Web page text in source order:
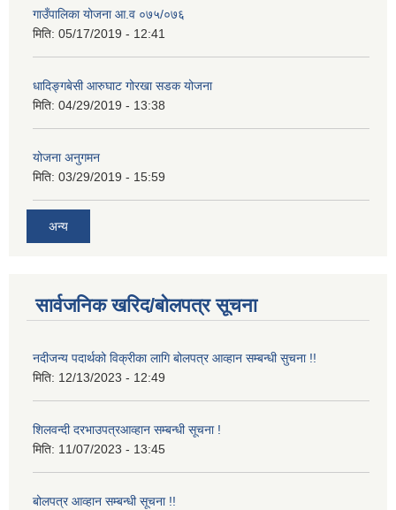
गाउँपालिका योजना आ.व ०७५/०७६
मिति: 05/17/2019 - 12:41
धादिङ्गबेसी आरुघाट गोरखा सडक योजना
मिति: 04/29/2019 - 13:38
योजना अनुगमन
मिति: 03/29/2019 - 15:59
अन्य
सार्वजनिक खरिद/बोलपत्र सूचना
नदीजन्य पदार्थको विक्रीका लागि बोलपत्र आव्हान सम्बन्धी सुचना !!
मिति: 12/13/2023 - 12:49
शिलवन्दी दरभाउपत्रआव्हान सम्बन्धी सूचना !
मिति: 11/07/2023 - 13:45
बोलपत्र आव्हान सम्बन्धी सूचना !!